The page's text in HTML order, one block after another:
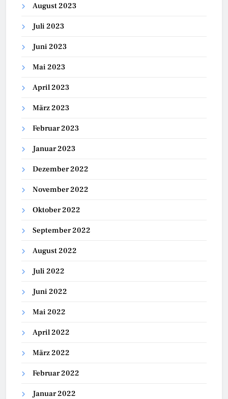
August 2023
Juli 2023
Juni 2023
Mai 2023
April 2023
März 2023
Februar 2023
Januar 2023
Dezember 2022
November 2022
Oktober 2022
September 2022
August 2022
Juli 2022
Juni 2022
Mai 2022
April 2022
März 2022
Februar 2022
Januar 2022